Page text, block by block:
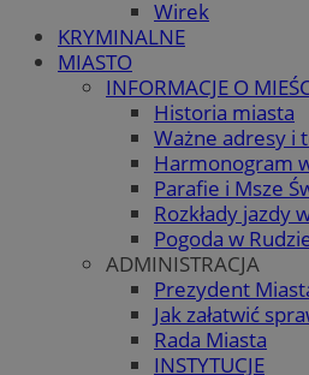
Wirek
KRYMINALNE
MIASTO
INFORMACJE O
Historia miasta
Ważne adresy i
Harmonogram
Parafie i Msze
Rozkłady jazdy
Pogoda w
ADMINISTRACJA
Prezydent
Jak załatwić
Rada Miasta
INSTYTUCJE